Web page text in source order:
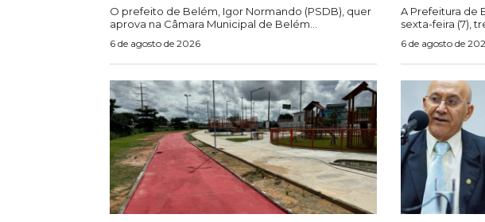
O prefeito de Belém, Igor Normando (PSDB), quer
aprova na Câmara Municipal de Belém...
6 de agosto de 2026
A Prefeitura de
sexta-feira (7),
6 de agosto de